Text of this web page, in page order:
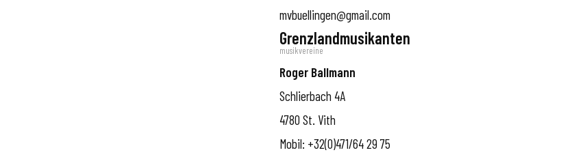
mvbuellingen@gmail.com
Grenzlandmusikanten
musikvereine
Roger Ballmann
Schlierbach 4A
4780 St. Vith
Mobil: +32(0)471/64 29 75